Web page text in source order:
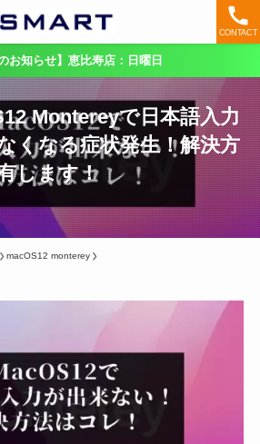
CONTACT
お知らせ】恵比寿店：日曜日
Montereyで日本語入力
くなる症状発生！解決方
します！
macOS12 monterey